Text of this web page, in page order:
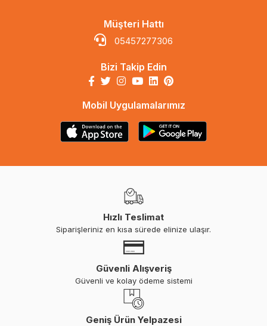
Müşteri Hattı
05457277306
Bizi Takip Edin
Mobil Uygulamalarımız
Hızlı Teslimat
Siparişleriniz en kısa sürede elinize ulaşır.
Güvenli Alışveriş
Güvenli ve kolay ödeme sistemi
Geniş Ürün Yelpazesi